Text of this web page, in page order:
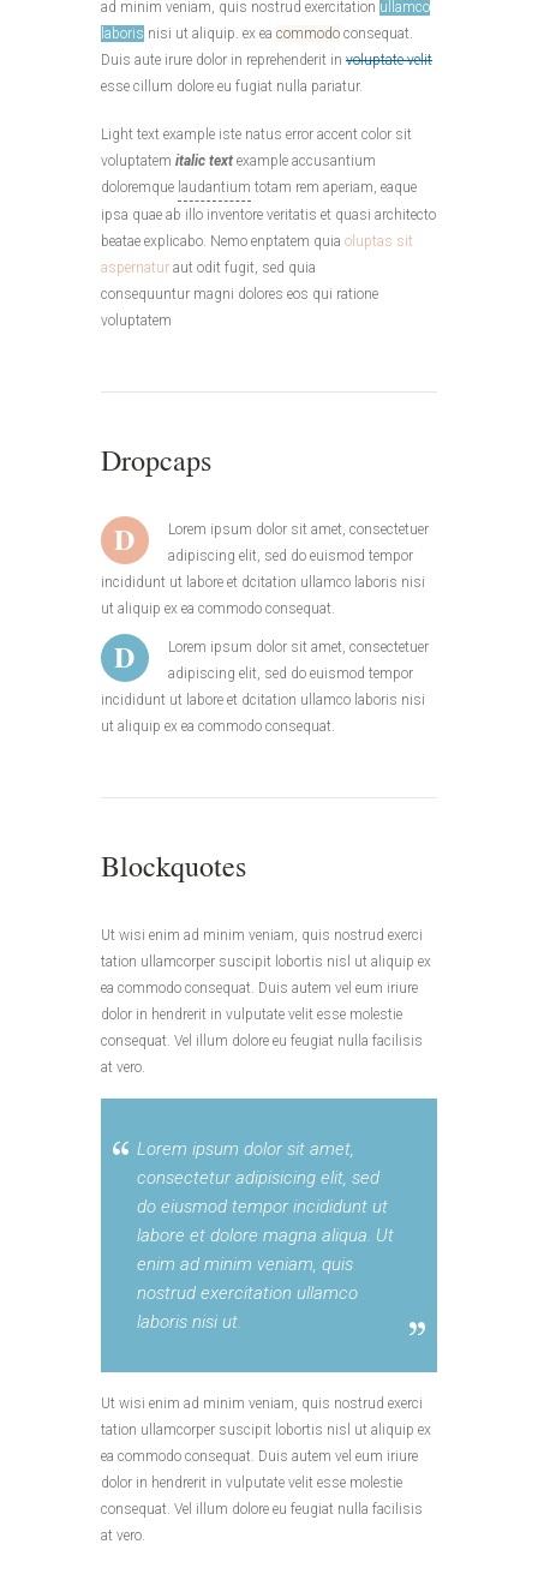
ad minim veniam, quis nostrud exercitation ullamco
laboris nisi ut aliquip. ex ea commodo consequat.
Duis aute irure dolor in reprehenderit in voluptate velit
esse cillum dolore eu fugiat nulla pariatur.
Light text example iste natus error accent color sit
voluptatem italic text example accusantium
doloremque laudantium totam rem aperiam, eaque
ipsa quae ab illo inventore veritatis et quasi architecto
beatae explicabo. Nemo enptatem quia oluptas sit
aspernatur aut odit fugit, sed quia
consequuntur magni dolores eos qui ratione
voluptatem
Dropcaps
D
Lorem ipsum dolor sit amet, consectetuer
adipiscing elit, sed do euismod tempor
incididunt ut labore et dcitation ullamco laboris nisi
ut aliquip ex ea commodo consequat.
D
Lorem ipsum dolor sit amet, consectetuer
adipiscing elit, sed do euismod tempor
incididunt ut labore et dcitation ullamco laboris nisi
ut aliquip ex ea commodo consequat.
Blockquotes
Ut wisi enim ad minim veniam, quis nostrud exerci
tation ullamcorper suscipit lobortis nisl ut aliquip ex
ea commodo consequat. Duis autem vel eum iriure
dolor in hendrerit in vulputate velit esse molestie
consequat. Vel illum dolore eu feugiat nulla facilisis
at vero.
Lorem ipsum dolor sit amet,
consectetur adipisicing elit, sed
do eiusmod tempor incididunt ut
labore et dolore magna aliqua. Ut
enim ad minim veniam, quis
nostrud exercitation ullamco
laboris nisi ut.
Ut wisi enim ad minim veniam, quis nostrud exerci
tation ullamcorper suscipit lobortis nisl ut aliquip ex
ea commodo consequat. Duis autem vel eum iriure
dolor in hendrerit in vulputate velit esse molestie
consequat. Vel illum dolore eu feugiat nulla facilisis
at vero.